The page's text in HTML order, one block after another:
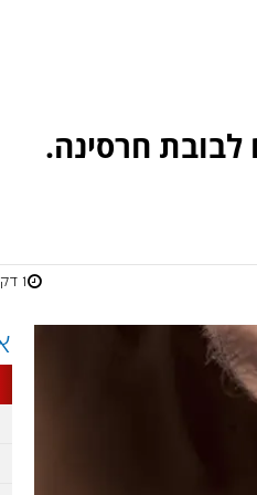
לבובת חרסינה.
1 דקות